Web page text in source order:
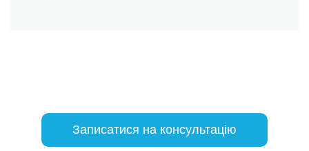
Записатися на консультацію